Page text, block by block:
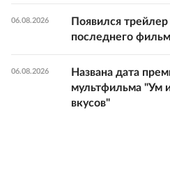
06.08.2026
Появился
последнего
06.08.2026
Названа дата
мультфильма "Ум
вкусов"